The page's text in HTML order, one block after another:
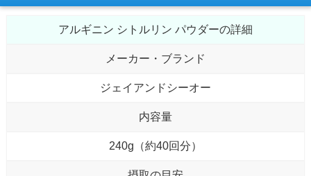
アルギニン シトルリン パウダーの詳細
メーカー・ブランド
ジェイアンドシーオー
内容量
240g（約40回分）